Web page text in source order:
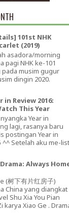
101st NHK
(2019)
asadora/morning
pagi NHK ke-101
pada musim gugur
dingin 2020.
in Review 2016:
This Year
Year in
lagi, rasanya baru
postingan Year in
^^ Setelah aku me-list
Always
(树下有片红房子)
China yang diangkat
Shu Xia You Pian
karya Xiao Ge .